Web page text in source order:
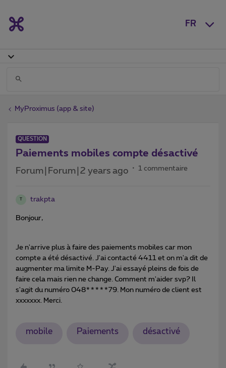
FR
MyProximus (app & site)
QUESTION
Paiements mobiles compte désactivé
Forum|Forum|2 years ago 1 commentaire
trakpta
Bonjour,
Je n'arrive plus à faire des paiements mobiles car mon
compte a été désactivé. J'ai contacté 4411 et on m'a dit de
augmenter ma limite M-Pay. J'ai essayé pleins de fois de
faire cela mais rien ne change. Comment m'aider svp? Il
s'agit du numéro 048*****79. Mon numéro de client est
xxxxxxx. Merci.
mobile Paiements désactivé